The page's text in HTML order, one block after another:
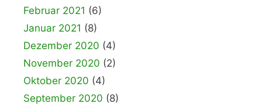
Februar 2021 (6)
Januar 2021 (8)
Dezember 2020 (4)
November 2020 (2)
Oktober 2020 (4)
September 2020 (8)